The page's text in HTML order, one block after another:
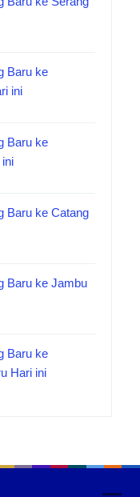
Baru ke
ini
Baru ke
Baru ke Catang
Baru ke Jambu
Baru ke
Hari ini